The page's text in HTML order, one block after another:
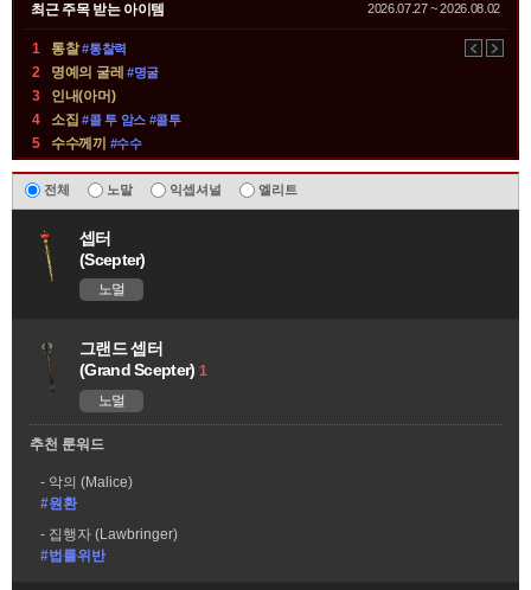
최근 주목 받는 아이템 2026.07.27 ~ 2026.08.02
1 통찰#통찰력
2 명예의 굴레 #명굴
3
인내(아머)
4
소집#콜 투 암스 #콜투
5 수수께끼 #수수
이다
무
기
전체 노말 익셉셔널 엘리트
셉터
(Scepter)
노멀
그랜드 셉터
(Grand Scepter) 1
노멀
추천 룬워드
악의 (Malice)
#원환
집행자 (Lawbringer)
#법률위반